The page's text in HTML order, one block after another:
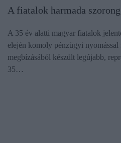
A fiatalok harmada
A 35 év alatti magyar fiatalok
elején komoly pénzügyi
megbízásából készült legújabb,
35…